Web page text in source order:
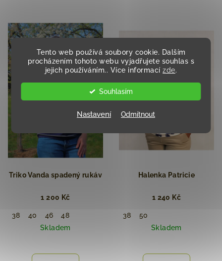
Tento web používá soubory cookie. Dalším
procházením tohoto webu vyjadřujete souhlas s
jejich používáním.. Více informacízde.
Souhlasím
Nastavení Odmítnout
Triko Vanda spadený rukáv
1 200 Kč
38 40 46
48
Skladem
Halenka Patricie
1 240 Kč
38
50
Skladem